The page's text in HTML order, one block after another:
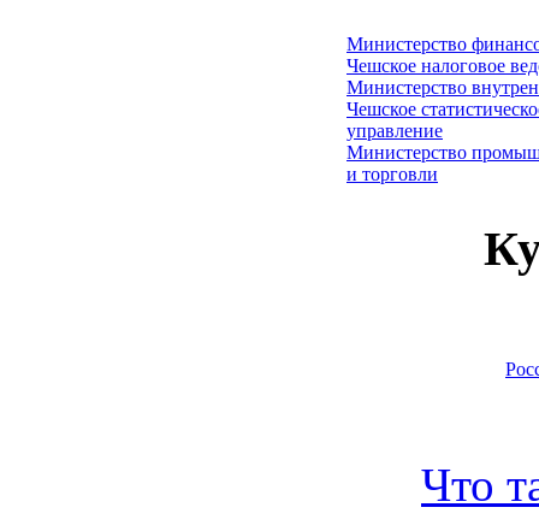
Министерство
Чешское налоговое
Министерство
Чешское
управление
Министерство
и торговли
Что